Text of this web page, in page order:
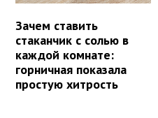
Зачем ставить
стаканчик с солью в
каждой комнате:
горничная показала
простую хитрость